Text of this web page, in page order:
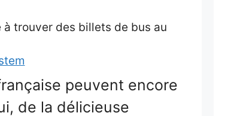
trouver des billets de bus au
peuvent encore
de la délicieuse